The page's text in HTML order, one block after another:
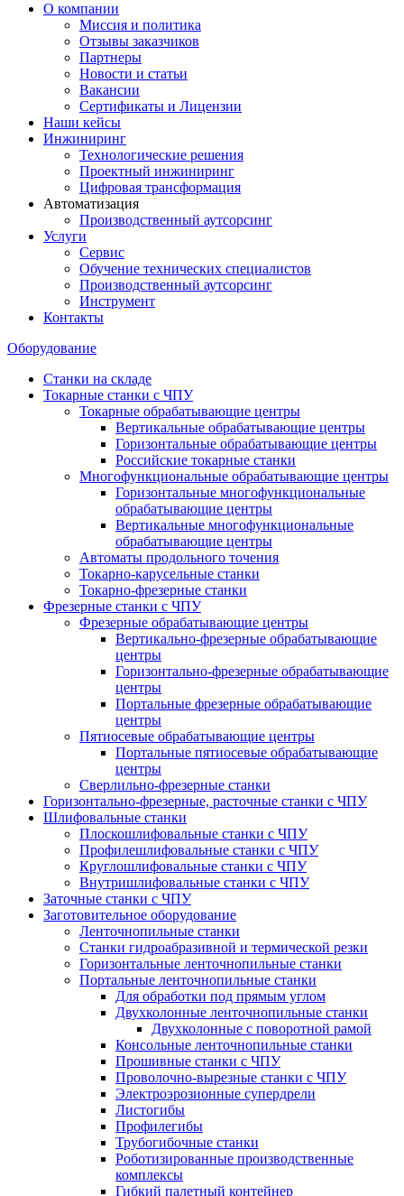
О компании
Миссия и политика
Отзывы заказчиков
Партнеры
Новости и статьи
Вакансии
Сертификаты и Лицензии
Наши кейсы
Инжиниринг
Технологические решения
Проектный инжиниринг
Цифровая трансформация
Автоматизация
Производственный аутсорсинг
Услуги
Сервис
Обучение технических специалистов
Производственный аутсорсинг
Инструмент
Контакты
Оборудование
Станки на складе
Токарные станки с ЧПУ
Токарные обрабатывающие центры
Вертикальные обрабатывающие центры
Горизонтальные обрабатывающие центры
Российские токарные станки
Многофункциональные обрабатывающие центры
Горизонтальные многофункциональные
обрабатывающие центры
Вертикальные многофункциональные
обрабатывающие центры
Автоматы продольного точения
Токарно-карусельные станки
Токарно-фрезерные станки
Фрезерные станки с ЧПУ
Фрезерные обрабатывающие центры
Вертикально-фрезерные обрабатывающие
центры
Горизонтально-фрезерные обрабатывающие
центры
Портальные фрезерные обрабатывающие
центры
Пятиосевые обрабатывающие центры
Портальные пятиосевые обрабатывающие
центры
Сверлильно-фрезерные станки
Горизонтально-фрезерные, расточные станки с ЧПУ
Шлифовальные станки
Плоскошлифовальные станки с ЧПУ
Профилешлифовальные станки с ЧПУ
Круглошлифовальные станки с ЧПУ
Внутришлифовальные станки с ЧПУ
Заточные станки с ЧПУ
Заготовительное оборудование
Ленточнопильные станки
Станки гидроабразивной и термической резки
Горизонтальные ленточнопильные станки
Портальные ленточнопильные станки
Для обработки под прямым углом
Двухколонные ленточнопильные станки
Двухколонные с поворотной рамой
Консольные ленточнопильные станки
Прошивные станки с ЧПУ
Проволочно-вырезные станки с ЧПУ
Электроэрозионные супердрели
Листогибы
Профилегибы
Трубогибочные станки
Роботизированные производственные
комплексы
Гибкий палетный контейнер